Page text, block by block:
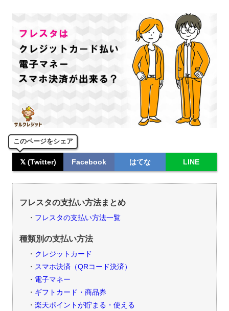
このページをシェア
𝕏 (Twitter) Facebook はてな LINE
フレスタの支払い方法まとめ
フレスタの支払い方法一覧
種類別の支払い方法
クレジットカード
スマホ決済（QRコード決済）
電子マネー
ギフトカード・商品券
楽天ポイントが貯まる・使える